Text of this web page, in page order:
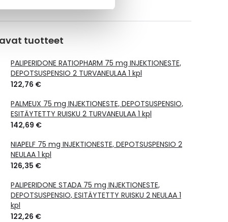
tuotteet
PALIPERIDONE RATIOPHARM 75 mg INJEKTIONESTE,
DEPOTSUSPENSIO 2 TURVANEULAA 1 kpl
122,76 €
PALMEUX 75 mg INJEKTIONESTE, DEPOTSUSPENSIO,
ESITÄYTETTY RUISKU 2 TURVANEULAA 1 kpl
142,69 €
NIAPELF 75 mg INJEKTIONESTE, DEPOTSUSPENSIO 2
NEULAA 1 kpl
126,35 €
PALIPERIDONE STADA 75 mg INJEKTIONESTE,
DEPOTSUSPENSIO, ESITÄYTETTY RUISKU 2 NEULAA 1
kpl
122,26 €